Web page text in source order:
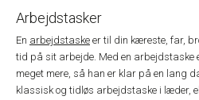
Arbejdstasker
En arbejdstaske er til din kæreste, far,
tid på sit arbejde. Med en arbejdstaske
meget mere, så han er klar på en lang
klassisk og tidløs arbejdstaske i læder,